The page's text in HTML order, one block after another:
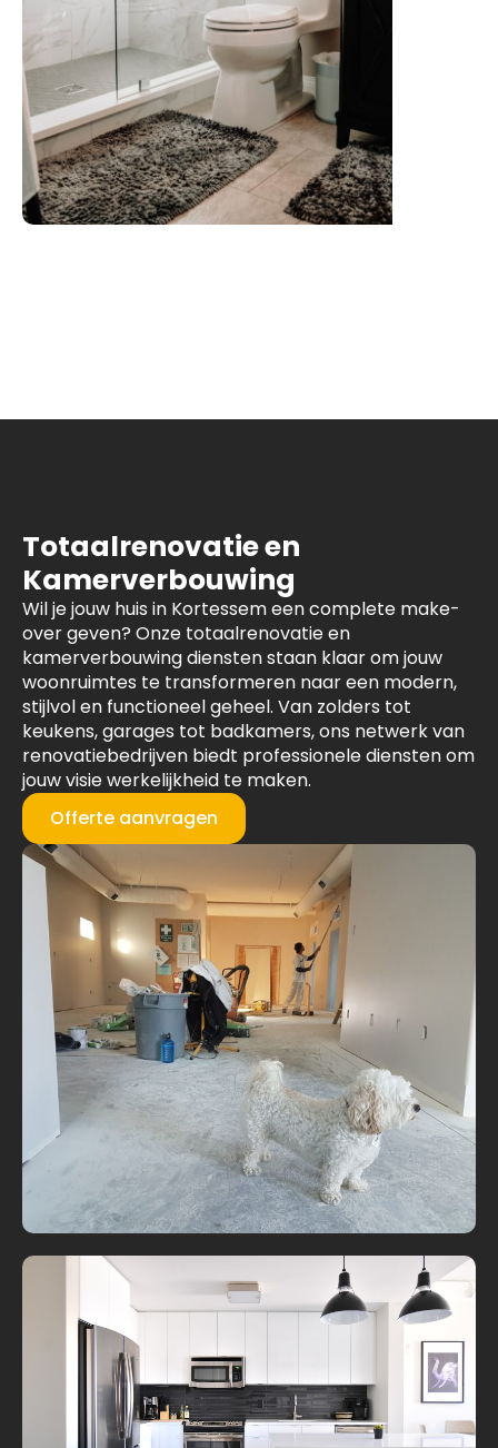
Totaalrenovatie en
Kamerverbouwing
Wil je jouw huis in Kortessem een complete make-
over geven? Onze totaalrenovatie en
kamerverbouwing diensten staan klaar om jouw
woonruimtes te transformeren naar een modern,
stijlvol en functioneel geheel. Van zolders tot
keukens, garages tot badkamers, ons netwerk van
renovatiebedrijven biedt professionele diensten om
jouw visie werkelijkheid te maken.
Offerte aanvragen